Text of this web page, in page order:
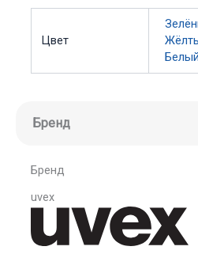
Цвет
Белый
Бренд
Бренд
uvex